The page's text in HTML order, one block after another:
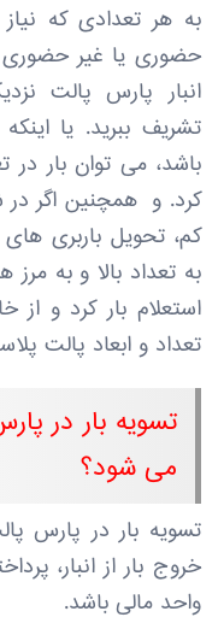
به هر تعدادی که
حضوری یا غیر حضوری
انبار پارس پالت
تشریف ببرید. یا
باشد، می توان بار
کرد. و همچنین اگر در
کم، تحویل باربری
به تعداد بالا و به
استعلام بار کرد و از
تعداد و ابعاد پالت
تسویه بار در
می شود؟
تسویه بار در پارس
خروج بار از انبار،
واحد مالی باشد.